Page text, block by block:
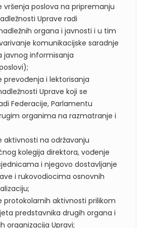
vršenja poslova na pripremanju
Uprave radi
organa i javnosti i u tim
komunikacijske saradnje
javnog informisanja
prevođenja i lektorisanja
Uprave koji se
Federacije, Parlamentu
organima na razmatranje i
aktivnosti na održavanju
kolegija direktora, vođenje
i njegovo dostavljanje
i rukovodiocima osnovnih
protokolarnih aktivnosti prilikom
predstavnika drugih organa i
organizacija Upravi;